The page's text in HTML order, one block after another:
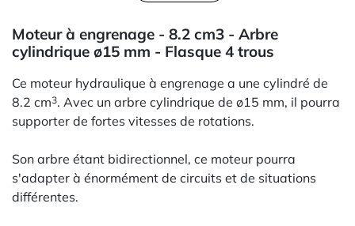
Moteur à engrenage - 8.2 cm3 - Arbre
cylindrique ø15 mm - Flasque 4 trous
Ce moteur hydraulique à engrenage a une cylindré de
8.2 cm3. Avec un arbre cylindrique de ø15 mm, il pourra
supporter de fortes vitesses de rotations.
Son arbre étant bidirectionnel, ce moteur pourra
s'adapter à énormément de circuits et de situations
différentes.